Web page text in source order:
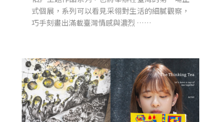
式個展，系列可以看見采翎對生活的細膩觀察，
巧手刻畫出滿載臺灣情感與濃烈 ……